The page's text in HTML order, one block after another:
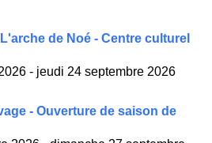
de Noé - Centre culturel
- jeudi 24 septembre 2026
- Ouverture de saison de